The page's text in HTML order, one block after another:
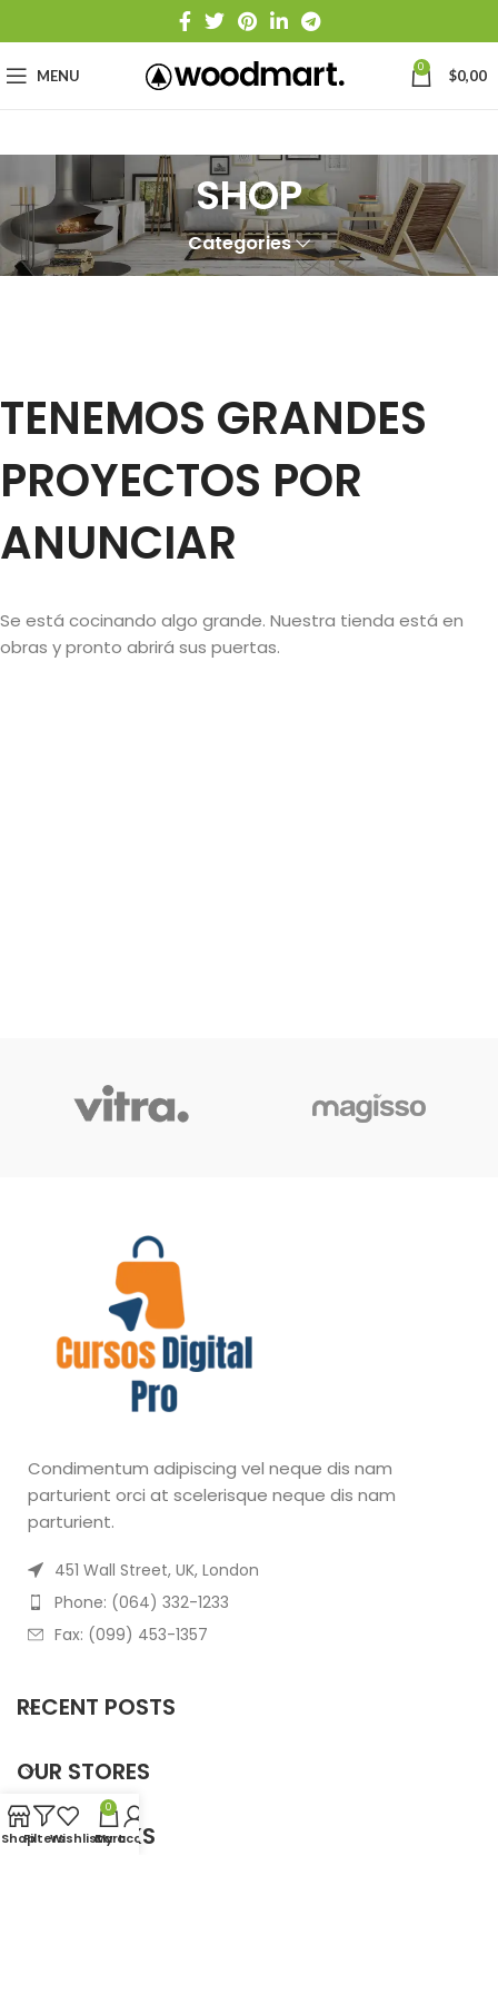
MENU 0 $0,00
SHOP
Categories
TENEMOS GRANDES
PROYECTOS POR
ANUNCIAR
Se está cocinando algo grande. Nuestra tienda está en
obras y pronto abrirá sus puertas.
Condimentum adipiscing vel neque dis nam
parturient orci at scelerisque neque dis nam
parturient.
451 Wall Street, UK, London
Phone: (064) 332-1233
Fax: (099) 453-1357
RECENT POSTS
OUR STORES
USEFUL LINKS
ShopFiltersWishlist
0
Cart
My account